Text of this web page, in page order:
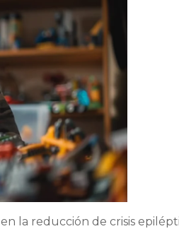
la reducción de crisis